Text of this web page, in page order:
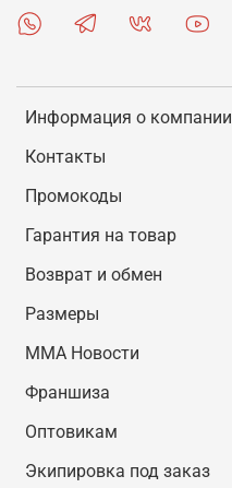
Информация о компании
Контакты
Промокоды
Гарантия на товар
Возврат и обмен
Размеры
MMA Новости
Франшиза
Оптовикам
Экипировка под заказ